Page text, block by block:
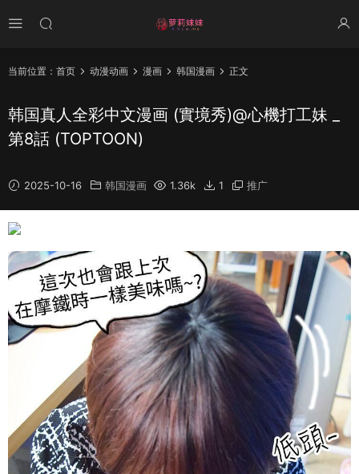
当前位置： 首页 动漫动画 漫画 韩国漫画 正文
韩国真人全彩中文漫画 (實境秀)@心機打工妹 _
第8話 (TOPTOON)
2025-10-16 韩国漫画 1.36k 1 推广